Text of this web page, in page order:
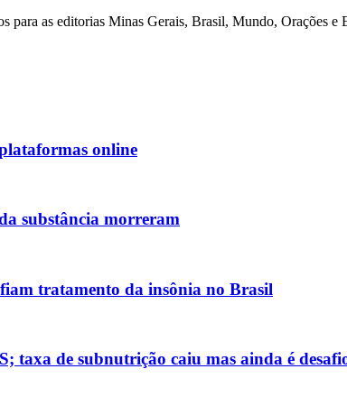
as editorias Minas Gerais, Brasil, Mundo, Orações
online
substância morreram
tratamento da insônia no Brasil
taxa de subnutrição caiu mas ainda é